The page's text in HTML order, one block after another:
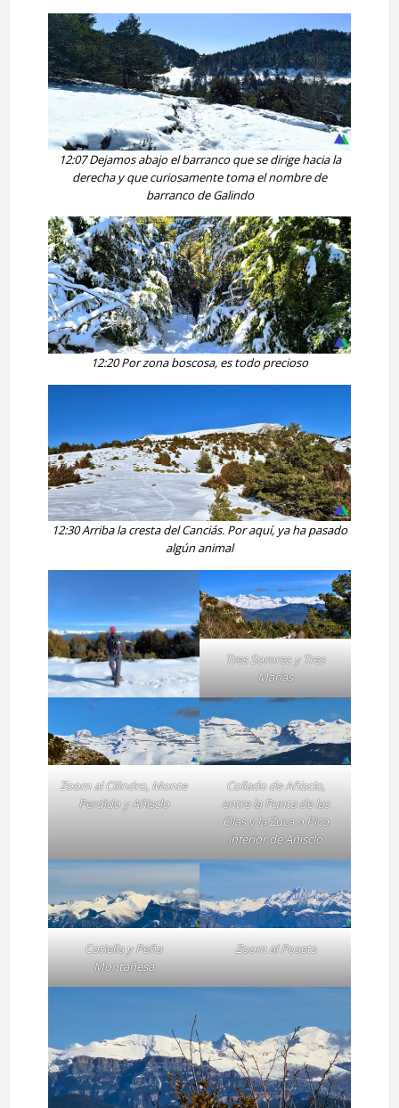
12:07 Dejamos abajo el barranco que se dirige hacia la
derecha y que curiosamente toma el nombre de
barranco de Galindo
12:20 Por zona boscosa, es todo precioso
12:30 Arriba la cresta del Canciás. Por aquí, ya ha pasado
algún animal
Tres Sorores y Tres
Marías
Zoom al Cilindro, Monte
Perdido y Añisclo
Collado de Añisclo,
entre la Punta de las
Olas y la Zuca o Pico
inferior de Añisclo
Cotiella y Peña
Montañesa
Zoom al Posets